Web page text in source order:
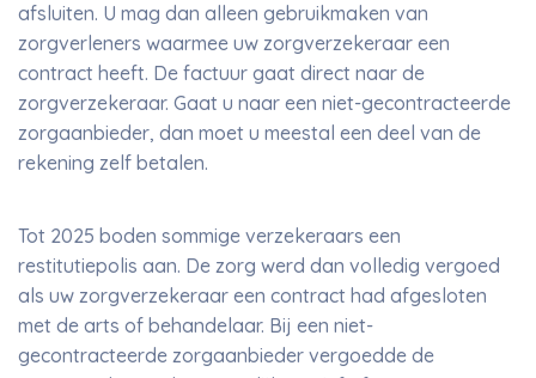
afsluiten. U mag dan alleen gebruikmaken van
zorgverleners waarmee uw zorgverzekeraar een
contract heeft. De factuur gaat direct naar de
zorgverzekeraar. Gaat u naar een niet-gecontracteerde
zorgaanbieder, dan moet u meestal een deel van de
rekening zelf betalen.
Tot 2025 boden sommige verzekeraars een
restitutiepolis aan. De zorg werd dan volledig vergoed
als uw zorgverzekeraar een contract had afgesloten
met de arts of behandelaar. Bij een niet-
gecontracteerde zorgaanbieder vergoedde de